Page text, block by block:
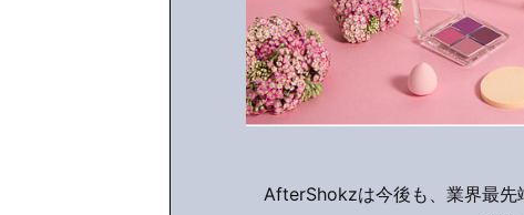
AfterShokzは今後も、業界最先